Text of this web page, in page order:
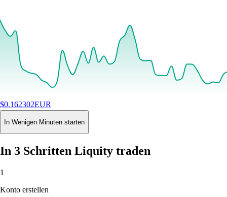
$0.162302EUR
+0.79%24H
Buy
In Wenigen Minuten starten
In 3 Schritten Liquity traden
1
Konto erstellen